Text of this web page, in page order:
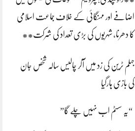
اضافے اور مہنگائی کے خلاف جماعت اسلامی
کا دھرنا، شہریوں کی بڑی تعداد کی شرکت**
جہلم ٹرین کی زد میں آکر چالیس سالہ شخص جان
کی بازی ہارگیا
“یہ سسٹم اب نہیں چلے گا”